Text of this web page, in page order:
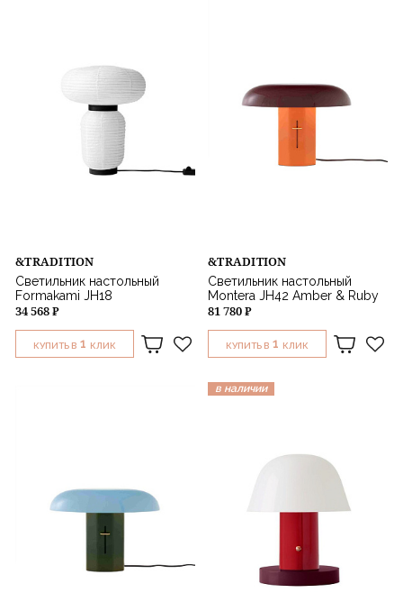
&TRADITION
Светильник настольный
Formakami JH18
34 568 ₽
КУПИТЬ В 1 КЛИК
&TRADITION
Светильник настольный
Montera JH42 Amber & Ruby
81 780 ₽
КУПИТЬ В 1 КЛИК
в наличии